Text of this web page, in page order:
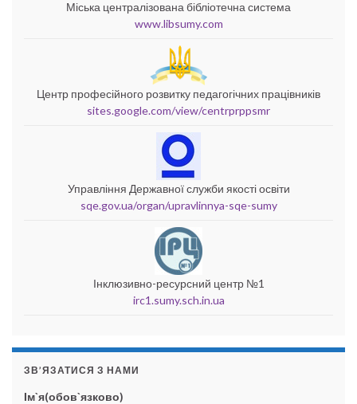
Міська централізована бібліотечна система
www.libsumy.com
Центр професійного розвитку педагогічних працівників
sites.google.com/view/centrprppsmr
Управління Державної служби якості освіти
sqe.gov.ua/organ/upravlinnya-sqe-sumy
Інклюзивно-ресурсний центр №1
irc1.sumy.sch.in.ua
ЗВ’ЯЗАТИСЯ З НАМИ
Ім`я(обов`язково)